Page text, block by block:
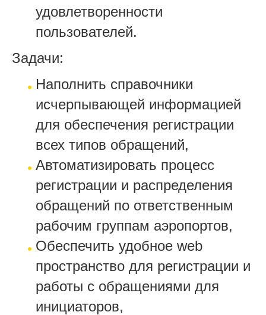
удовлетворенности
пользователей.
Задачи:
Наполнить справочники
исчерпывающей информацией
для обеспечения регистрации
всех типов обращений,
Автоматизировать процесс
регистрации и распределения
обращений по ответственным
рабочим группам аэропортов,
Обеспечить удобное web
пространство для регистрации и
работы с обращениями для
инициаторов,